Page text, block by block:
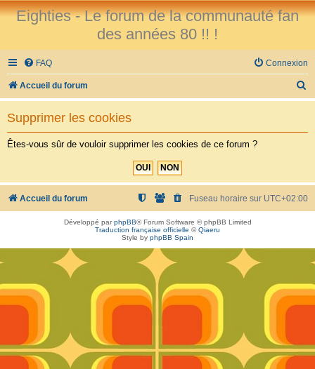
Eighties - Le forum de la communauté fan
des années 80 !! !
FAQ Connexion
Accueil du forum
e
h
r
Supprimer les cookies
Êtes-vous sûr de vouloir supprimer les cookies de ce forum ?
Accueil du forum Fuseau horaire sur UTC+02:00
Développé parphpBB® Forum Software © phpBB Limited
Traduction française officielle ©Qiaeru
Style by phpBB Spain